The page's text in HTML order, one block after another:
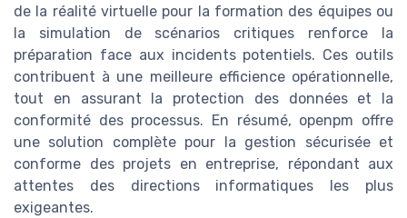
de la réalité virtuelle pour la formation des équipes ou
la simulation de scénarios critiques renforce la
préparation face aux incidents potentiels. Ces outils
contribuent à une meilleure efficience opérationnelle,
tout en assurant la protection des données et la
conformité des processus. En résumé, openpm offre
une solution complète pour la gestion sécurisée et
conforme des projets en entreprise, répondant aux
attentes des directions informatiques les plus
exigeantes.